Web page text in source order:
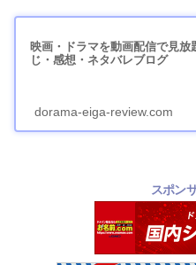
映画・ドラマを動画配信で見放
じ・感想・ネタバレブログ
dorama-eiga-review.com
スポン